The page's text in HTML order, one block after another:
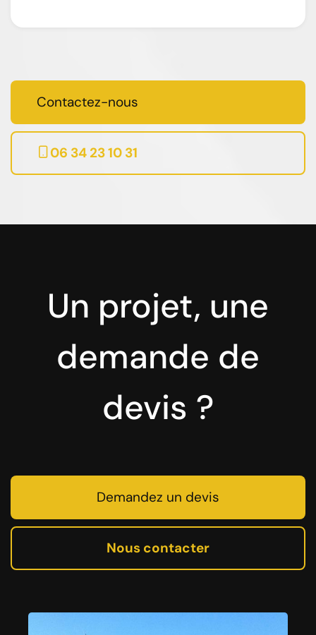
Contactez-nous
06 34 23 10 31
Un projet, une
demande de
devis ?
Demandez un devis
Nous contacter